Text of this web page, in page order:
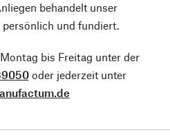
behandelt unser
und fundiert.
bis Freitag unter der
oder jederzeit unter